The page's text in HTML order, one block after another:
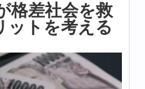
格差社会を救
ットを考える